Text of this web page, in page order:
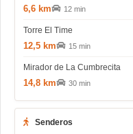
6,6 km 12 min
Torre El Time
12,5 km 15 min
Mirador de La Cumbrecita
14,8 km 30 min
Senderos